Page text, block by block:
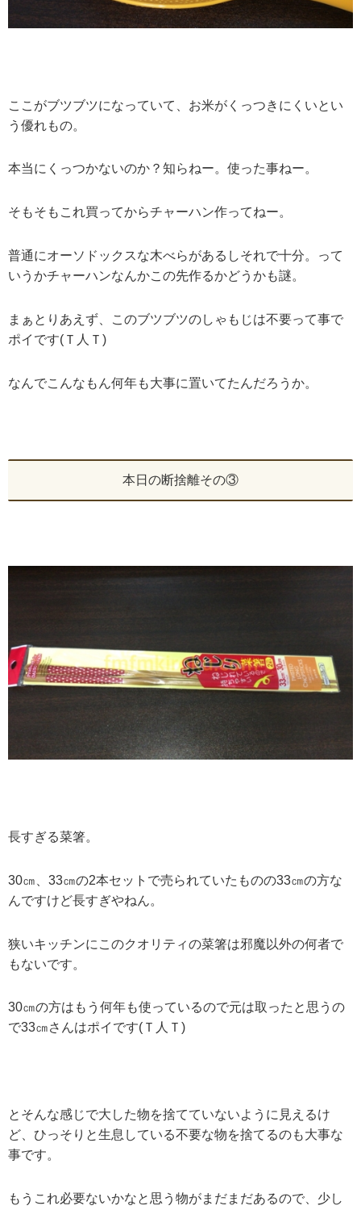
ここがブツブツになっていて、お米がくっつきにくいとい
う優れもの。
本当にくっつかないのか？知らねー。使った事ねー。
そもそもこれ買ってからチャーハン作ってねー。
普通にオーソドックスな木べらがあるしそれで十分。って
いうかチャーハンなんかこの先作るかどうかも謎。
まぁとりあえず、このブツブツのしゃもじは不要って事で
ポイです(Ｔ人Ｔ)
なんでこんなもん何年も大事に置いてたんだろうか。
本日の断捨離その③
長すぎる菜箸。
30㎝、33㎝の2本セットで売られていたものの33㎝の方な
んですけど長すぎやねん。
狭いキッチンにこのクオリティの菜箸は邪魔以外の何者で
もないです。
30㎝の方はもう何年も使っているので元は取ったと思うの
で33㎝さんはポイです(Ｔ人Ｔ)
とそんな感じで大した物を捨てていないように見えるけ
ど、ひっそりと生息している不要な物を捨てるのも大事な
事です。
もうこれ必要ないかなと思う物がまだまだあるので、少し